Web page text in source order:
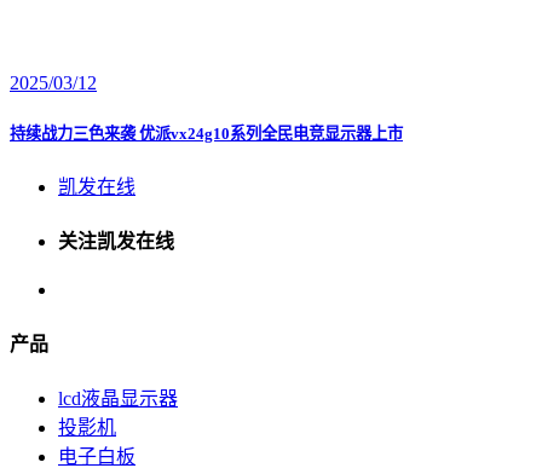
2025/03/12
持续战力三色来袭 优派vx24g10系列全民电竞显示器上市
凯发在线
关注凯发在线
产品
lcd液晶显示器
投影机
电子白板